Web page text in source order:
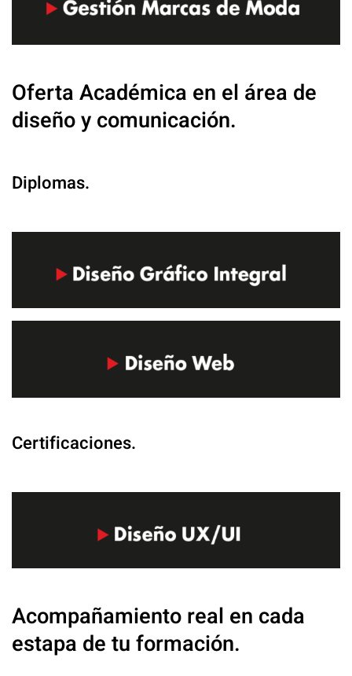
Oferta Académica en el área de
diseño y comunicación.
Diplomas.
Certificaciones.
Acompañamiento real en cada
estapa de tu formación.